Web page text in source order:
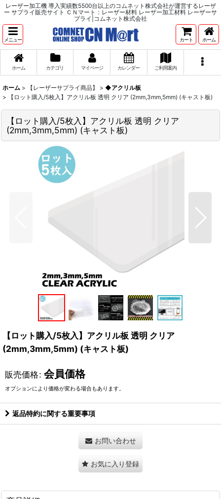
レーザー加工機 導入実績数5500台以上のコムネット株式会社が運営するレーザ
ー サプライ販売サイト ＣＮマート：レーザー材料 レーザー加工材料 レーザーサ
プライ|コムネット株式会社
メニュー カート ホーム
ホーム カテゴリ マイページ カレンダー ご利用案内
ホーム > 【レーザーサプライ商品】 > ◆アクリル板
>
【ロット購入/5枚入】アクリル板 透明 クリア (2mm,3mm,5mm) (キャスト板)
【ロット購入/5枚入】アクリル板 透明 クリア
(2mm,3mm,5mm) (キャスト板)
【ロット購入/5枚入】アクリル板 透明 クリア
(2mm,3mm,5mm) (キャスト板)
販売価格: 会員価格
オプションにより価格が変わる場合もあります。
返品特約に関する重要事項
お問い合わせ
お気に入り登録